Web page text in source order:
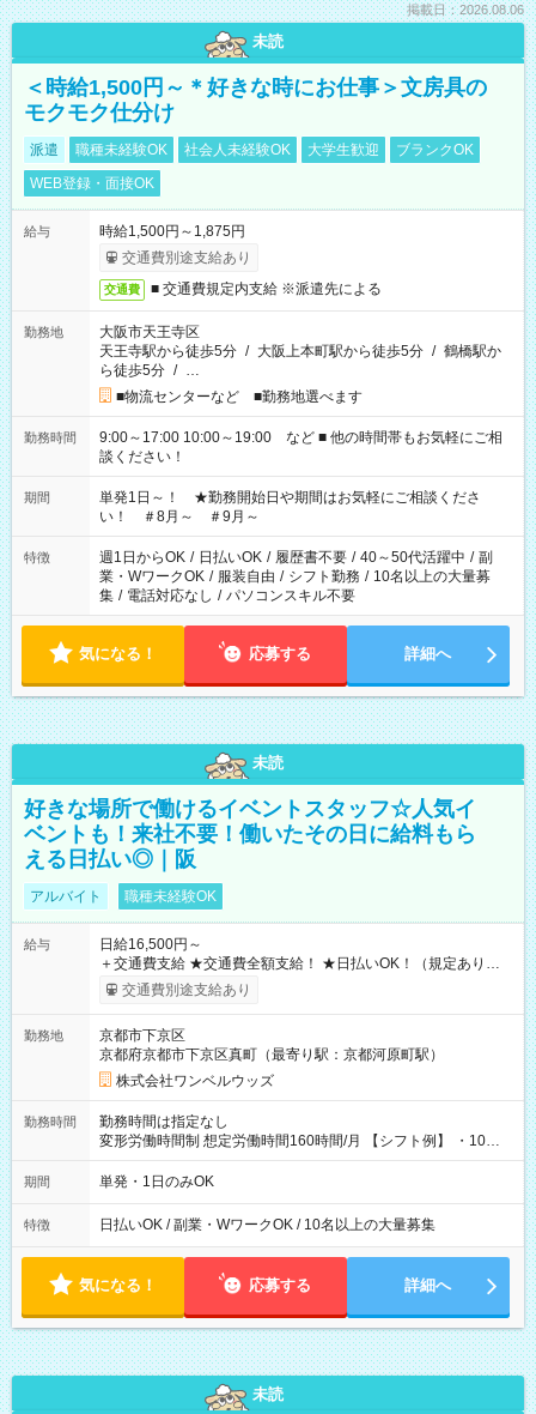
掲載日：2026.08.06
未読
＜時給1,500円～＊好きな時にお仕事＞文房具の
モクモク仕分け
派遣 職種未経験OK 社会人未経験OK 大学生歓迎
ブランクOK
WEB登録・面接OK
給与
時給1,500円～1,875円
交通費別途支給あり
交通費 ■ 交通費規定内支給 ※派遣先による
勤務地
大阪市天王寺区
天王寺駅から徒歩5分 / 大阪上本町駅から徒歩5分 / 鶴橋駅か
ら徒歩5分 / …
■物流センターなど ■勤務地選べます
勤務時間
9:00～17:00 10:00～19:00 など ■ 他の時間帯もお気軽にご相
談ください！
期間
単発1日～！ ★勤務開始日や期間はお気軽にご相談くださ
い！ ＃8月～ ＃9月～
特徴 週1日からOK / 日払いOK / 履歴書不要 / 40～50代活躍中 / 副
業・WワークOK / 服装自由 / シフト勤務 / 10名以上の大量募
集 / 電話対応なし / パソコンスキル不要
気になる！ 応募する 詳細へ
未読
好きな場所で働けるイベントスタッフ☆人気イ
ベントも！来社不要！働いたその日に給料もら
える日払い◎｜阪
アルバイト 職種未経験OK
給与
日給16,500円～
＋交通費支給 ★交通費全額支給！ ★日払いOK！（規定あり） ┗
働いたその日に現金GET♪ お仕事後はコンビニATMから 日払
交通費別途支給あり
勤務地
京都市下京区
京都府京都市下京区真町（最寄り駅：京都河原町駅）
株式会社ワンベルウッズ
勤務時間
勤務時間は指定なし
変形労働時間制 想定労働時間160時間/月 【シフト例】 ・10：
00～20：00
期間 単発・1日のみOK
特徴 日払いOK / 副業・WワークOK / 10名以上の大量募集
気になる！ 応募する 詳細へ
未読